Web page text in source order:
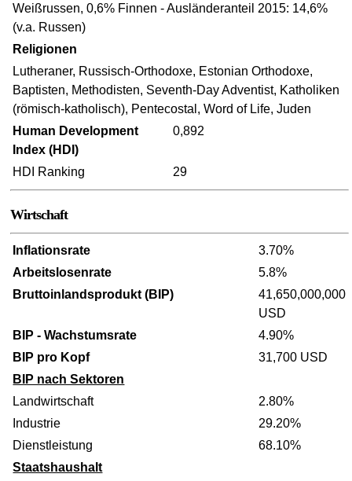
Weißrussen, 0,6% Finnen - Ausländeranteil 2015: 14,6%
(v.a. Russen)
Religionen
Lutheraner, Russisch-Orthodoxe, Estonian Orthodoxe,
Baptisten, Methodisten, Seventh-Day Adventist, Katholiken
(römisch-katholisch), Pentecostal, Word of Life, Juden
Human Development
Index (HDI)
0,892
HDI Ranking 29
Wirtschaft
Inflationsrate
3.70%
Arbeitslosenrate
5.8%
Bruttoinlandsprodukt (BIP)
41,650,000,000
USD
BIP - Wachstumsrate
4.90%
BIP pro Kopf
31,700 USD
BIP nach Sektoren
Landwirtschaft
2.80%
Industrie
29.20%
Dienstleistung
68.10%
Staatshaushalt